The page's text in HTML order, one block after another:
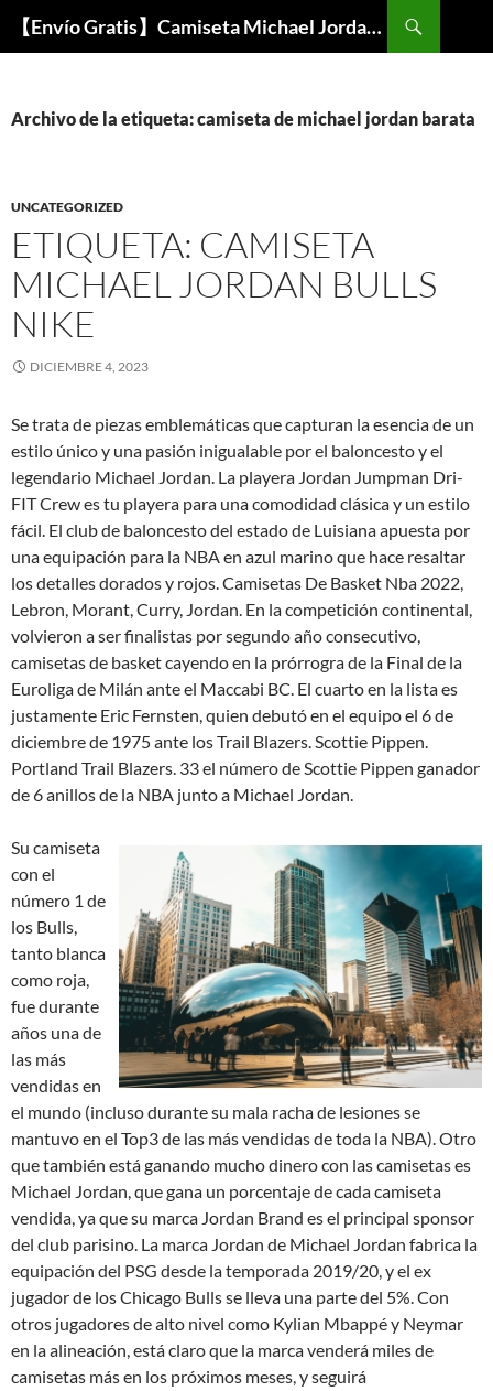
【Envío Gratis】Camiseta Michael Jordan NBA Barata
Buscar
Archivo de la etiqueta: camiseta de michael jordan barata
UNCATEGORIZED
ETIQUETA: CAMISETA
MICHAEL JORDAN BULLS
NIKE
DICIEMBRE 4, 2023
Se trata de piezas emblemáticas que capturan la esencia de un
estilo único y una pasión inigualable por el baloncesto y el
legendario Michael Jordan. La playera Jordan Jumpman Dri-
FIT Crew es tu playera para una comodidad clásica y un estilo
fácil. El club de baloncesto del estado de Luisiana apuesta por
una equipación para la NBA en azul marino que hace resaltar
los detalles dorados y rojos. Camisetas De Basket Nba 2022,
Lebron, Morant, Curry, Jordan. En la competición continental,
volvieron a ser finalistas por segundo año consecutivo,
camisetas de basket cayendo en la prórrogra de la Final de la
Euroliga de Milán ante el Maccabi BC. El cuarto en la lista es
justamente Eric Fernsten, quien debutó en el equipo el 6 de
diciembre de 1975 ante los Trail Blazers. Scottie Pippen.
Portland Trail Blazers. 33 el número de Scottie Pippen ganador
de 6 anillos de la NBA junto a Michael Jordan.
Su camiseta
con el
número 1 de
los Bulls,
tanto blanca
como roja,
fue durante
años una de
las más
vendidas en
el mundo (incluso durante su mala racha de lesiones se
mantuvo en el Top3 de las más vendidas de toda la NBA). Otro
que también está ganando mucho dinero con las camisetas es
Michael Jordan, que gana un porcentaje de cada camiseta
vendida, ya que su marca Jordan Brand es el principal sponsor
del club parisino. La marca Jordan de Michael Jordan fabrica la
equipación del PSG desde la temporada 2019/20, y el ex
jugador de los Chicago Bulls se lleva una parte del 5%. Con
otros jugadores de alto nivel como Kylian Mbappé y Neymar
en la alineación, está claro que la marca venderá miles de
camisetas más en los próximos meses, y seguirá